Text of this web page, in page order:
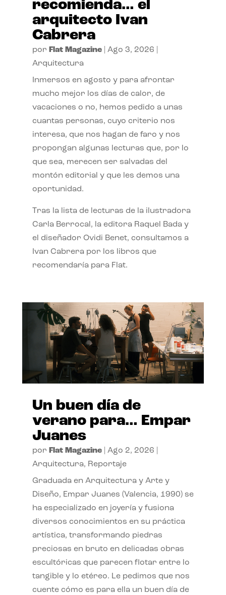
recomienda… el
arquitecto Ivan
Cabrera
por Flat Magazine| Ago 3, 2026
Arquitectura
Inmersos en agosto y para afrontar
mucho mejor los días de calor, de
vacaciones o no, hemos pedido a unas
cuantas personas, cuyo criterio nos
interesa, que nos hagan de faro y nos
propongan algunas lecturas que, por lo
que sea, merecen ser salvadas del
montón editorial y que les demos una
oportunidad.
Tras la lista de lecturas de la ilustradora
Carla Berrocal, la editora Raquel Bada y
el diseñador Ovidi Benet, consultamos a
Ivan Cabrera por los libros que
recomendaría para Flat.
Un buen día de
verano para… Empar
Juanes
por Flat Magazine| Ago 2, 2026
Arquitectura, Reportaje
Graduada en Arquitectura y Arte y
Diseño, Empar Juanes (Valencia, 1990) se
ha especializado en joyería y fusiona
diversos conocimientos en su práctica
artística, transformando piedras
preciosas en bruto en delicadas obras
escultóricas que parecen flotar entre lo
tangible y lo etéreo. Le pedimos que nos
cuente cómo es para ella un buen día de